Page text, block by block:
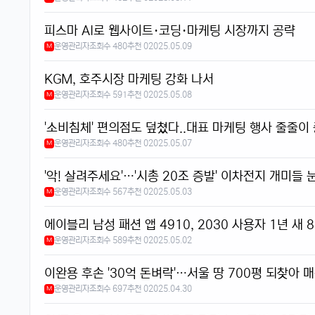
피스마 AI로 웹사이트·코딩·마케팅 시장까지 공략
M 운영관리자조회수 480추천 02025.05.09
KGM, 호주시장 마케팅 강화 나서
M 운영관리자조회수 591 추천 02025.05.08
'소비침체' 편의점도 덮쳤다..대표 마케팅 행사 줄줄이
M 운영관리자조회수 480추천 02025.05.07
'악! 살려주세요'…'시총 20조 증발' 이차전지 개미들
M 운영관리자조회수 567추천 02025.05.03
에이블리 남성 패션 앱 4910, 2030 사용자 1년 새
M 운영관리자조회수 589추천 02025.05.02
이완용 후손 '30억 돈벼락'…서울 땅 700평 되찾아
M 운영관리자조회수 697추천 02025.04.30